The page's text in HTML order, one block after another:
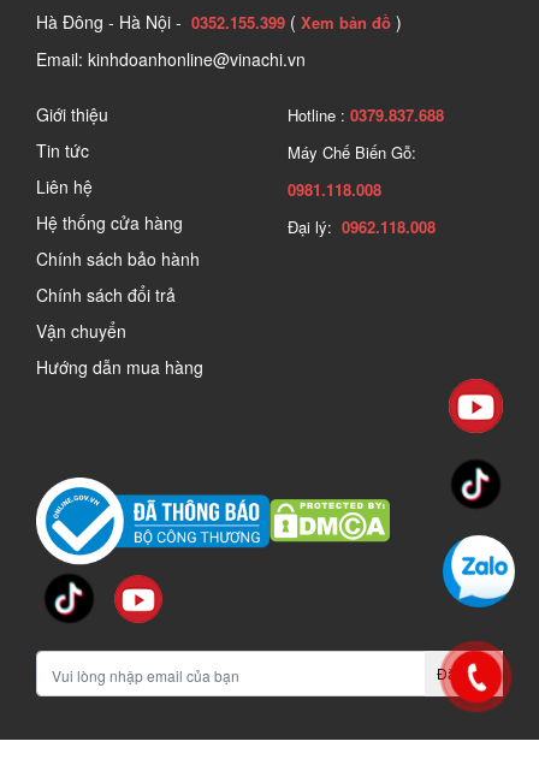
Hà Đông - Hà Nội - 0352.155.399 ( Xem bản đồ )
Email: kinhdoanhonline@vinachi.vn
Giới thiệu
Tin tức
Liên hệ
Hệ thống cửa hàng
Chính sách bảo hành
Chính sách đổi trả
Vận chuyển
Hướng dẫn mua hàng
Hotline : 0379.837.688
Máy Chế Biến Gỗ:
0981.118.008
Đại lý: 0962.118.008
Đăng ký